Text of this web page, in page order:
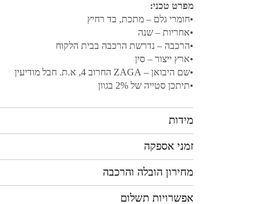
מפרט טכני:
•חומרי גלם – מתכת, בד רחיץ
•אחריות – שנה
•הרכבה – נדרשת הרכבה בבית הלקוח
•ארץ ייצור – סין
•שם היבואן – ZAGA החרוב 4, א.ת. חבל מודיעין
•תיתכן סטייה של 2% בגוון
מידות
זמני אספקה
מחירון הובלה והרכבה
אפשרויות תשלום